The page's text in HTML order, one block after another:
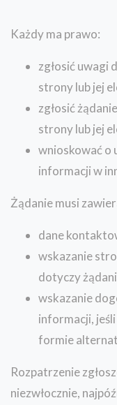
Każdy ma prawo:
zgłosić uwagi
strony lub jej
zgłosić
strony lub jej
wnioskować o
informacji w
Żądanie musi
dane
wskazanie
dotyczy
wskazanie
informacji,
formie
Rozpatrzenie
niezwłocznie,